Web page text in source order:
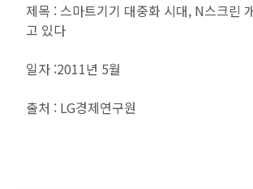
제목 : 스마트기기 대중화 시대, N스크린
고 있다
일자 :2011년 5월
출처 : LG경제연구원